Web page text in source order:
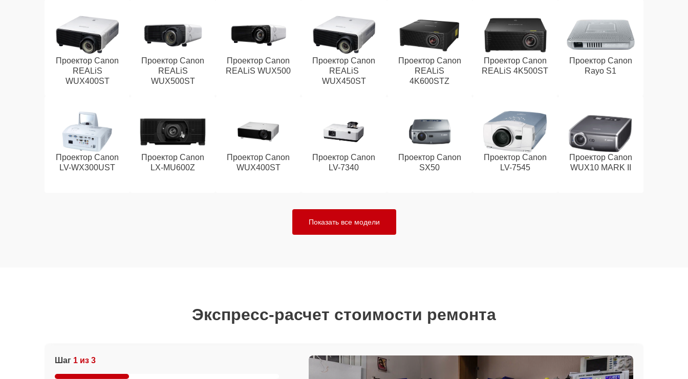
Проектор Canon
REALiS
WUX400ST
Проектор Canon
REALiS
WUX500ST
Проектор Canon
REALiS WUX500
Проектор Canon
REALiS
WUX450ST
Проектор Canon
REALiS
4K600STZ
Проектор Canon
REALiS 4K500ST
Проектор Canon
Rayo S1
Проектор Canon
LV-WX300UST
Проектор Canon
LX-MU600Z
Проектор Canon
WUX400ST
Проектор Canon
LV-7340
Проектор Canon
SX50
Проектор Canon
LV-7545
Проектор Canon
WUX10 MARK II
Показать все модели
Экспресс-расчет стоимости ремонта
Шаг 1 из 3